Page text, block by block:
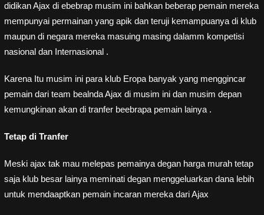
didikan Ajax di ebebrap musim ini bahkan beberap pemain mereka
mempunyai permainan yang apik dan teruji kemampuanya di klub
maupun di negara mereka masuing masing dalamm kompetisi
nasional dan Internasional .
Karena Itu musim ini para klub Eropa banyak yang menggincar
pemain dari team bealnda Ajax di musim ini dan musim depan
kemungkinan akan di tranfer beebrapa pemain lainya .
Tetap di Tranfer
Meski ajax tak mau melepas pemainya degan harga murah tetap
saja klub besar lainya meminati degan menggeluarkan dana lebih
untuk mendaaptkan pemain incaran mereka dari Ajax